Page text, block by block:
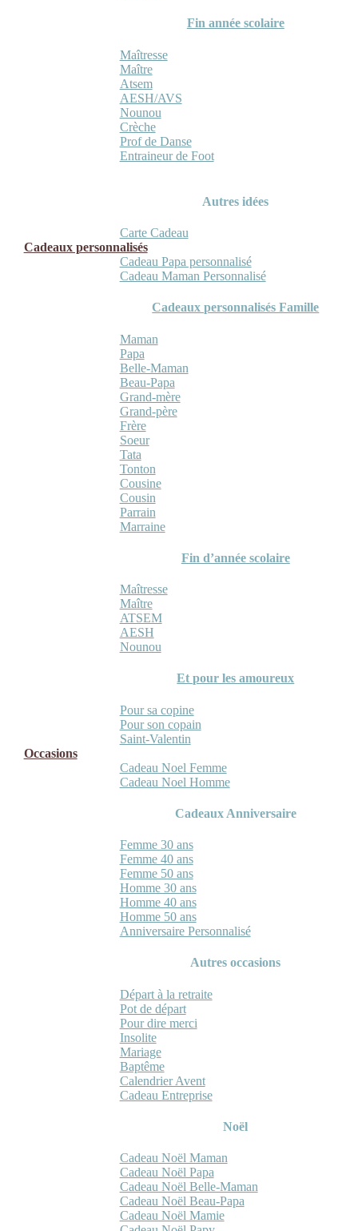
Fin année scolaire
Maîtresse
Maître
Atsem
AESH/AVS
Nounou
Crèche
Prof de Danse
Entraineur de Foot
Autres idées
Carte Cadeau
Cadeaux personnalisés
Cadeau Papa personnalisé
Cadeau Maman Personnalisé
Cadeaux personnalisés Famille
Maman
Papa
Belle-Maman
Beau-Papa
Grand-mère
Grand-père
Frère
Soeur
Tata
Tonton
Cousine
Cousin
Parrain
Marraine
Fin d’année scolaire
Maîtresse
Maître
ATSEM
AESH
Nounou
Et pour les amoureux
Pour sa copine
Pour son copain
Saint-Valentin
Occasions
Cadeau Noel Femme
Cadeau Noel Homme
Cadeaux Anniversaire
Femme 30 ans
Femme 40 ans
Femme 50 ans
Homme 30 ans
Homme 40 ans
Homme 50 ans
Anniversaire Personnalisé
Autres occasions
Départ à la retraite
Pot de départ
Pour dire merci
Insolite
Mariage
Baptême
Calendrier Avent
Cadeau Entreprise
Noël
Cadeau Noël Maman
Cadeau Noël Papa
Cadeau Noël Belle-Maman
Cadeau Noël Beau-Papa
Cadeau Noël Mamie